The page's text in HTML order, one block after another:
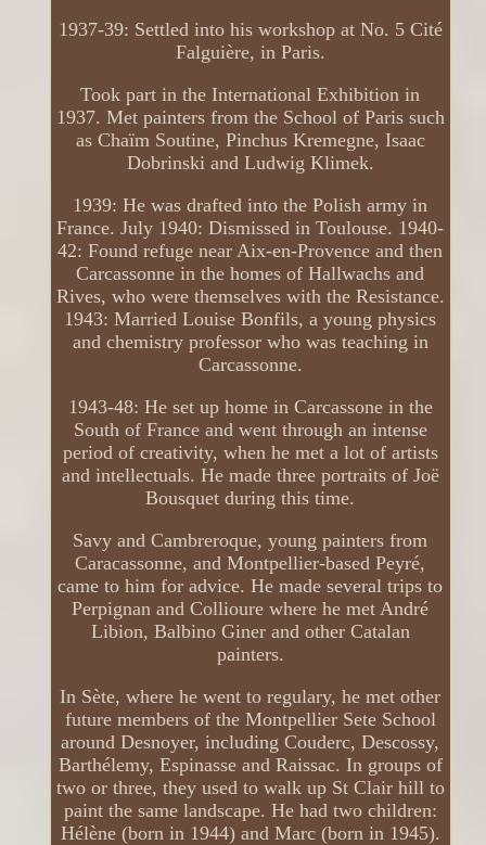
1937-39: Settled into his workshop at No. 5 Cité
Falguière, in Paris.
Took part in the International Exhibition in
1937. Met painters from the School of Paris such
as Chaïm Soutine, Pinchus Kremegne, Isaac
Dobrinski and Ludwig Klimek.
1939: He was drafted into the Polish army in
France. July 1940: Dismissed in Toulouse. 1940-
42: Found refuge near Aix-en-Provence and then
Carcassonne in the homes of Hallwachs and
Rives, who were themselves with the Resistance.
1943: Married Louise Bonfils, a young physics
and chemistry professor who was teaching in
Carcassonne.
1943-48: He set up home in Carcassone in the
South of France and went through an intense
period of creativity, when he met a lot of artists
and intellectuals. He made three portraits of Joë
Bousquet during this time.
Savy and Cambreroque, young painters from
Caracassonne, and Montpellier-based Peyré,
came to him for advice. He made several trips to
Perpignan and Collioure where he met André
Libion, Balbino Giner and other Catalan
painters.
In Sète, where he went to regulary, he met other
future members of the Montpellier Sete School
around Desnoyer, including Couderc, Descossy,
Barthélemy, Espinasse and Raissac. In groups of
two or three, they used to walk up St Clair hill to
paint the same landscape. He had two children:
Hélène (born in 1944) and Marc (born in 1945).